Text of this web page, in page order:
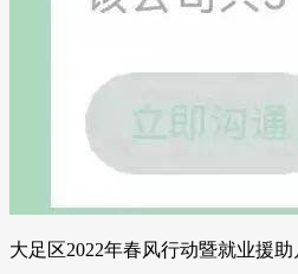
大足区2022年春风行动暨就业援